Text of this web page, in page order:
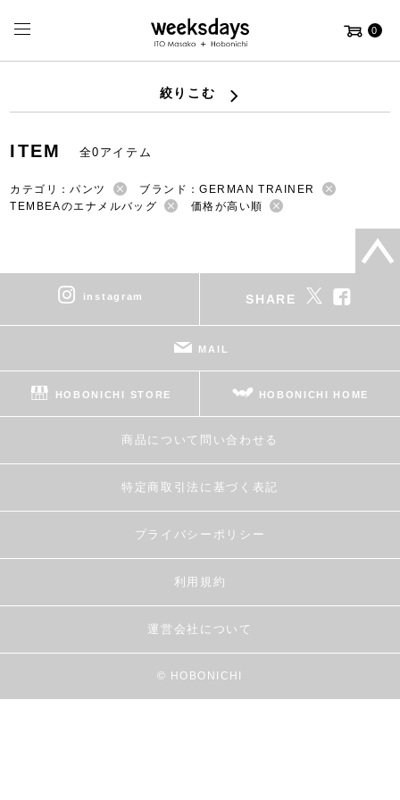
0
絞りこむ
ITEM 全0アイテム
カテゴリ：パンツ
ブランド：GERMAN TRAINER
TEMBEAのエナメルバッグ
価格が高い順
instagram SHARE
MAIL
HOBONICHI STORE HOBONICHI HOME
商品について問い合わせる
特定商取引法に基づく表記
プライバシーポリシー
利用規約
運営会社について
© HOBONICHI